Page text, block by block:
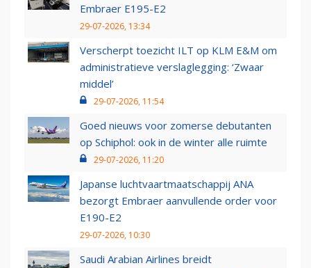
Embraer E195-E2
29-07-2026, 13:34
Verscherpt toezicht ILT op KLM E&M om
administratieve verslaglegging: ‘Zwaar
middel’
29-07-2026, 11:54
Goed nieuws voor zomerse debutanten
op Schiphol: ook in de winter alle ruimte
29-07-2026, 11:20
Japanse luchtvaartmaatschappij ANA
bezorgt Embraer aanvullende order voor
E190-E2
29-07-2026, 10:30
Saudi Arabian Airlines breidt